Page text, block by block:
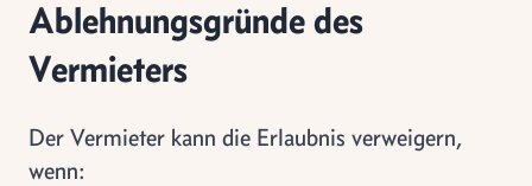
Ablehnungsgründe des
Vermieters
Der Vermieter kann die Erlaubnis verweigern,
wenn: